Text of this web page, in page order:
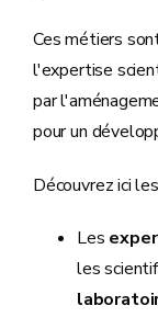
Ces métiers
l'expertise
par
pour un
Découvrez ici
Les
les